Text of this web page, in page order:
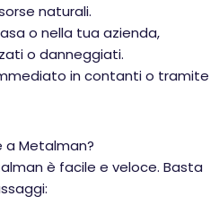
naturali.
o nella tua azienda,
o danneggiati.
in contanti o tramite
a Metalman?
è facile e veloce. Basta